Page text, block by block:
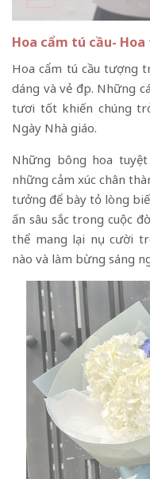
Hoa cẩm tú cầu-
Hoa cẩm tú cầu tượng
dáng và vẻ đẹp. Những
tươi tốt khiến chúng
Ngày Nhà giáo.
Những bông hoa
những cảm xúc chân
tưởng để bày tỏ lòng
ấn sâu sắc trong cuộc
thể mang lại nụ cười
nào và làm bừng sáng